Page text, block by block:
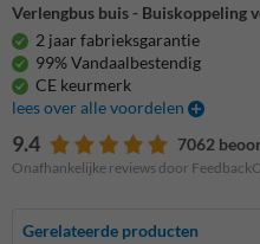
Verlengbus buis - Buiskoppeling
2 jaar fabrieksgarantie
99% Vandaalbestendig
CE keurmerk
lees over alle voordelen
9.4 7062
Onafhankelijke reviews door
Gerelateerde producten